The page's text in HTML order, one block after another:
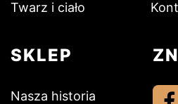
Twarz i ciało
SKLEP
Nasza historia